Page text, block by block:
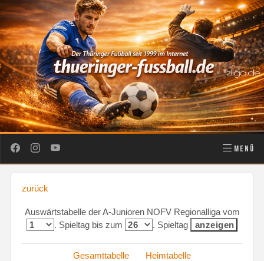
MENÜ
zurück
Auswärtstabelle der A-Junioren NOFV Regionalliga vom
. Spieltag bis zum
. Spieltag
Gesamttabelle
Heimtabelle